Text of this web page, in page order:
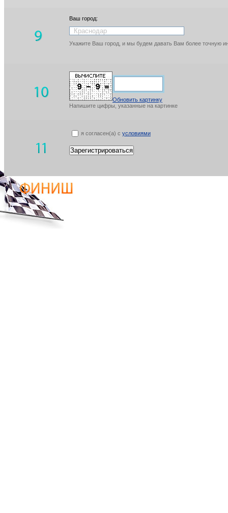
Ваш город:
Укажите Ваш город, и мы будем давать Вам более точную
Обновить картинку
Напишите цифры, указанные на картинке
я согласен(а) с условиями
Зарегистрироваться